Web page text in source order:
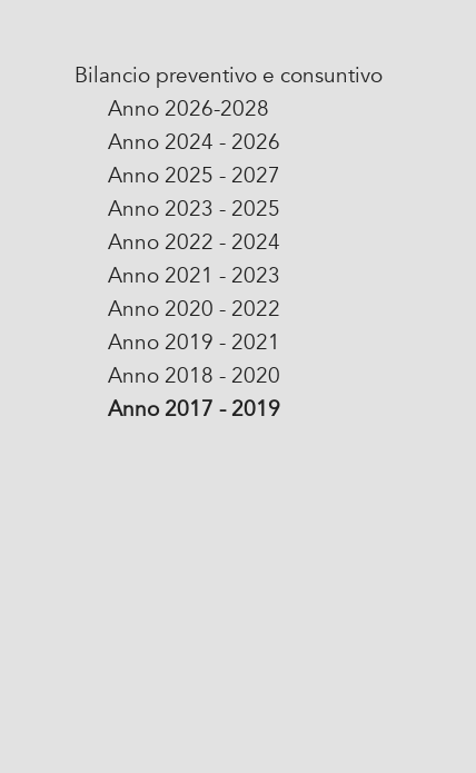
Bilancio preventivo e consuntivo
Anno 2026-2028
Anno 2024 - 2026
Anno 2025 - 2027
Anno 2023 - 2025
Anno 2022 - 2024
Anno 2021 - 2023
Anno 2020 - 2022
Anno 2019 - 2021
Anno 2018 - 2020
Anno 2017 - 2019